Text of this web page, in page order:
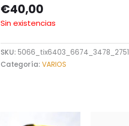
€40,00
Sin existencias
SKU: 5066_tix6403_6674_3478_2751
Categoría: VARIOS